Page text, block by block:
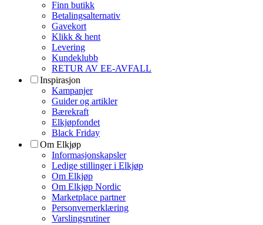
Finn butikk
Betalingsalternativ
Gavekort
Klikk & hent
Levering
Kundeklubb
RETUR AV EE-AVFALL
Inspirasjon
Kampanjer
Guider og artikler
Bærekraft
Elkjøpfondet
Black Friday
Om Elkjøp
Informasjonskapsler
Ledige stillinger i Elkjøp
Om Elkjøp
Om Elkjøp Nordic
Marketplace partner
Personvernerklæring
Varslingsrutiner